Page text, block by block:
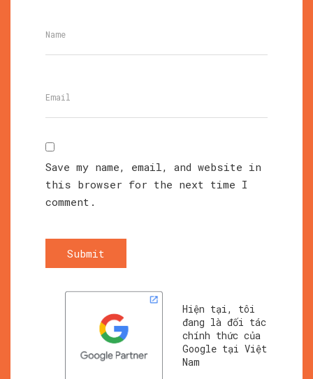
Save my name, email, and website in
this browser for the next time I
comment.
Submit
Hiện tại, tôi
đang là đối tác
chính thức của
Google tại Việt
Nam